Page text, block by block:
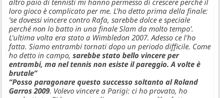
loro gioco è complicato per me. L'ho detto prima della finale:
'se dovessi vincere contro Rafa, sarebbe dolce e speciale
perché non lo batto in una finale Slam da molto tempo'.
L'ultima volta era stato a Wimbledon 2007. Adesso ce l'ho
fatta. Siamo entrambi tornati dopo un periodo difficile. Come
ho detto in campo,sarebbe stato bello vincere per
entrambi, ma nel tennis non esiste il pareggio. A volte è
brutale”
“Posso paragonare questo successo soltanto al Roland
Garros 2009. Volevo vincere a Parigi: ci ho provato, ho